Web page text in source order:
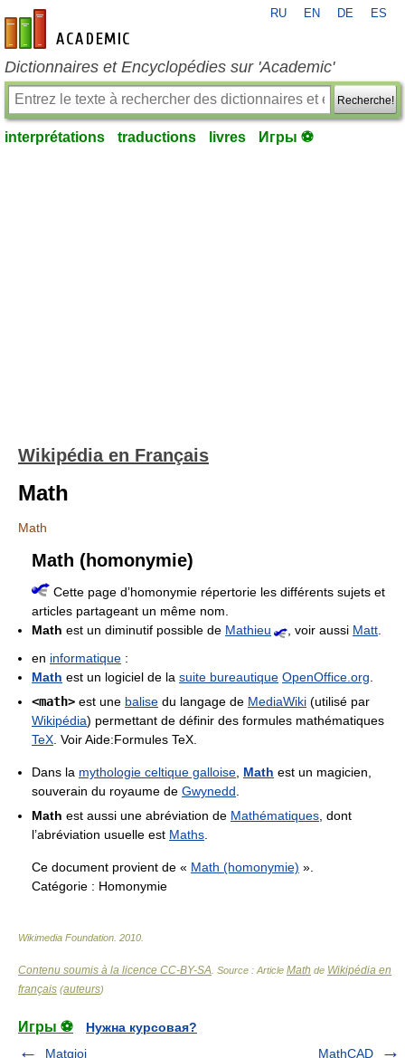
fr-academic.com
RU EN DE ES
Dictionnaires et Encyclopédies sur 'Academic'
Recherche!
interprétations traductions livres Игры ⚽
Wikipédia en Français
Math
Math
Math (homonymie)
Cette page d’homonymie répertorie les différents sujets et
articles partageant un même nom.
Math est un diminutif possible de Mathieu , voir aussi Matt
en informatique :
Math est un logiciel de la suite bureautique OpenOffice.org
<math> est une balise du langage de MediaWiki (utilisé par
Wikipédia) permettant de définir des formules mathématiques
TeX . Voir Aide:Formules TeX.
Dans la mythologie celtique galloise Math est un magicien,
souverain du royaume de Gwynedd
Math est aussi une abréviation de Mathématiques , dont
l’abréviation usuelle est Maths
Ce document provient de « Math (homonymie) ».
Catégorie : Homonymie
Wikimedia Foundation 2010
Contenu soumis à la licence CC-BY-SA . Source : Article Math de Wikipédia en
français (auteurs)
Игры ⚽
Нужна курсовая?
Matgioi
MathCAD